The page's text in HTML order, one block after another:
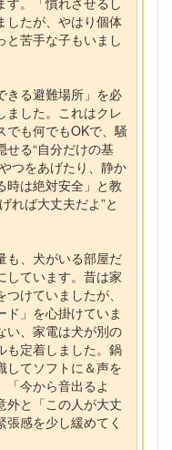
したが、やはり個体
と苦手な子もいまし
きる避難場所」を必
ました。これはクレ
でも何でもOKで、騒
せる“自分だけの基
つをあげたり、静か
時は絶対安全」と教
れば大丈夫だよ”と
も、犬がいる部屋だ
しています。昔は家
けていましたが、
」を心掛けていま
い、家電は犬が別の
も定着しました。鍋
してソフトに＆声を
「今から音出るよ
外と「この人が大丈
感を少し緩めてく